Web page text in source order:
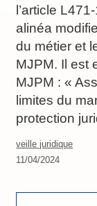
l’article
alinéa
du métier et
MJPM. Il est
MJPM : «
limites du
protection
veille juridique
11/04/2024